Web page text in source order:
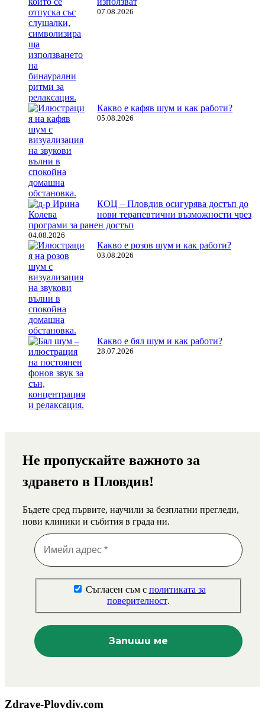
07.08.2026
Какво е кафяв шум и как работи?
05.08.2026
КОЦ – Пловдив осигурява достъп до
нови терапевтични възможности чрез
програми за ранен достъп
04.08.2026
Какво е розов шум и как работи?
03.08.2026
Какво е бял шум и как работи?
28.07.2026
Не пропускайте важното за
здравето в Пловдив!
Бъдете сред първите, научили за безплатни прегледи,
нови клиники и събития в града ни.
Съгласен съм с политиката за
поверителност.
Zdrave-Plovdiv.com